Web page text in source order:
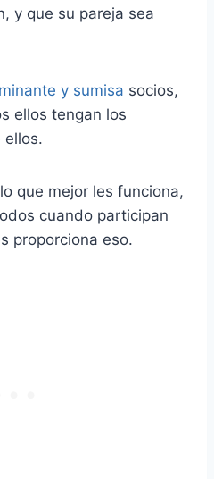
y que su pareja sea
y sumisa socios,
ellos tengan los
ellos.
que mejor les funciona,
cuando participan
proporciona eso.